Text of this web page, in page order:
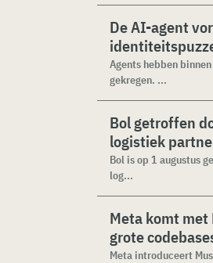
De AI-agent
Agents hebben
gekregen. ...
Bol getroffen
logistiek
Bol is op 1 augustus
log...
Meta komt met
grote
Meta introduceert